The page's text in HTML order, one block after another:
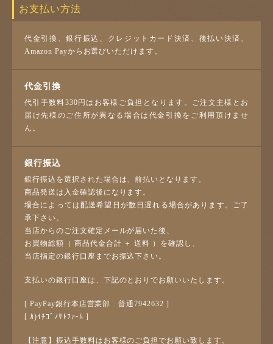
お支払い方法
代金引換、銀行振込、クレジットカード決済、後払い決済、
Amazon Payからお選びいただけます。
代金引換
代引手数料330円はお客様ご負担となります。ご注文主様とお
届け先様のご住所が異なる場合は代金引換をご利用頂けませ
ん。
銀行振込
銀行振込を選択された場合は、前払いとなります。
商品発送は入金確認後になります。
場合によっては配送希望日が数日遅れる場合があります。ご了
承下さい。
当店からのご注文確定メールが届いた後、
お買物総額（ 商品代金合計 ＋ 送料 ）を確認し、
当店指定の銀行口座までお振込下さい。
支払いの銀行口座は、下記のとおりでお願いいたします。
[ PayPay銀行本店営業部 普通7942632 ]
[ ｶ)ｲﾁｺﾞﾉｻﾄﾌｧｰﾑ ]
【注意】振込手数料はお客様のご負担でお願い致します。